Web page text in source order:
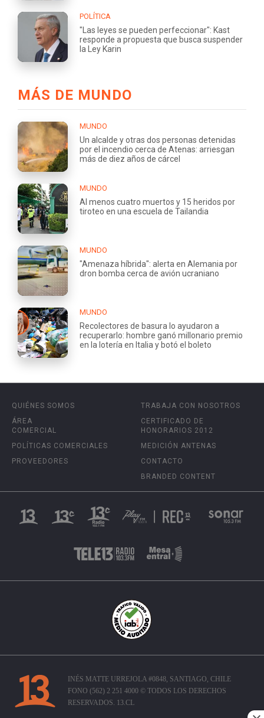
POLÍTICA
"Las leyes se pueden perfeccionar": Kast
responde a propuesta que busca suspender
la Ley Karin
MÁS DE MUNDO
MUNDO
Un alcalde y otras dos personas detenidas
por el incendio cerca de Atenas: arriesgan
más de diez años de cárcel
MUNDO
Al menos cuatro muertos y 15 heridos por
tiroteo en una escuela de Tailandia
MUNDO
"Amenaza híbrida": alerta en Alemania por
dron bomba cerca de avión ucraniano
MUNDO
Recolectores de basura lo ayudaron a
recuperarlo: hombre ganó millonario premio
en la lotería en Italia y botó el boleto
QUIÉNES SOMOS
ÁREA
COMERCIAL
POLÍTICAS COMERCIALES
PROVEEDORES
TRABAJA CON NOSOTROS
CERTIFICADO DE
HONORARIOS 2012
MEDICIÓN ANTENAS
CONTACTO
BRANDED CONTENT
INÉS MATTE URREJOLA #0848, SANTIAGO, CHILE
FONO (562) 2 251 4000 © TODOS LOS DERECHOS
RESERVADOS. 13.CL